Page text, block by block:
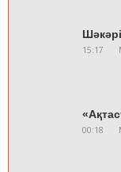
15:17
00:18